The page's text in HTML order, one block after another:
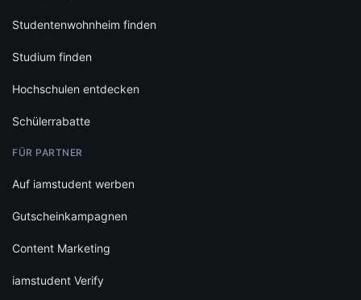
Studentenwohnheim finden
Studium finden
Hochschulen entdecken
Schülerrabatte
FÜR PARTNER
Auf iamstudent werben
Gutscheinkampagnen
Content Marketing
iamstudent Verify